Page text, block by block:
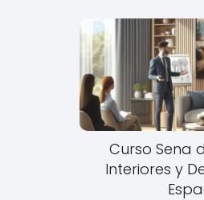
Curso Sena
Interiores y